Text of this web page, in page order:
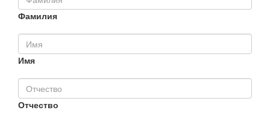
Фамилия
Имя
Отчество